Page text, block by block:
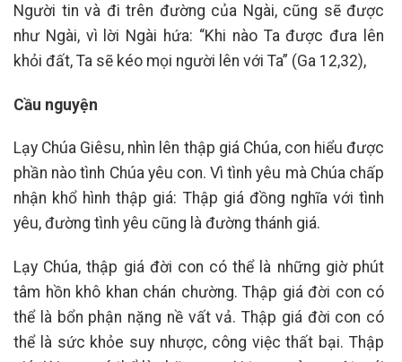
Người tin và đi trên đường của Ngài, cũng sẽ được
như Ngài, vì lời Ngài hứa: “Khi nào Ta được đưa lên
khỏi đất, Ta sẽ kéo mọi người lên với Ta” (Ga 12,32),
Cầu nguyện
Lạy Chúa Giêsu, nhìn lên thập giá Chúa, con hiểu được
phần nào tình Chúa yêu con. Vì tình yêu mà Chúa chấp
nhận khổ hình thập giá: Thập giá đồng nghĩa với tình
yêu, đường tình yêu cũng là đường thánh giá.
Lạy Chúa, thập giá đời con có thể là những giờ phút
tâm hồn khô khan chán chường. Thập giá đời con có
thể là bổn phận nặng nề vất vả. Thập giá đời con có
thể là sức khỏe suy nhược, công việc thất bại. Thập